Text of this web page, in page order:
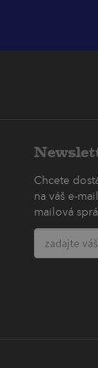
Chcete
na váš e-
mailová